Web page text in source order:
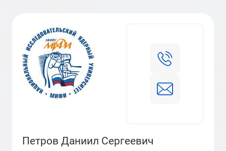
Петров Даниил Сергеевич